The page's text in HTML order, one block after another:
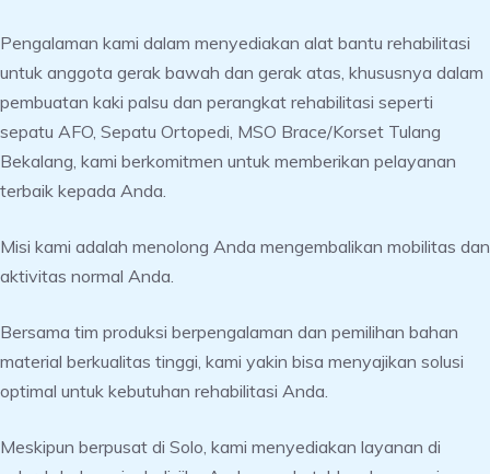
Pengalaman kami dalam menyediakan alat bantu rehabilitasi
untuk anggota gerak bawah dan gerak atas, khususnya dalam
pembuatan kaki palsu dan perangkat rehabilitasi seperti
sepatu AFO, Sepatu Ortopedi, MSO Brace/Korset Tulang
Bekalang, kami berkomitmen untuk memberikan pelayanan
terbaik kepada Anda.
Misi kami adalah menolong Anda mengembalikan mobilitas dan
aktivitas normal Anda.
Bersama tim produksi berpengalaman dan pemilihan bahan
material berkualitas tinggi, kami yakin bisa menyajikan solusi
optimal untuk kebutuhan rehabilitasi Anda.
Meskipun berpusat di Solo, kami menyediakan layanan di